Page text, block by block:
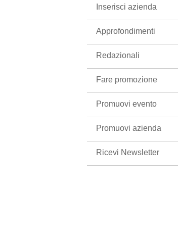
Inserisci azienda
Approfondimenti
Redazionali
Fare promozione
Promuovi evento
Promuovi azienda
Ricevi Newsletter